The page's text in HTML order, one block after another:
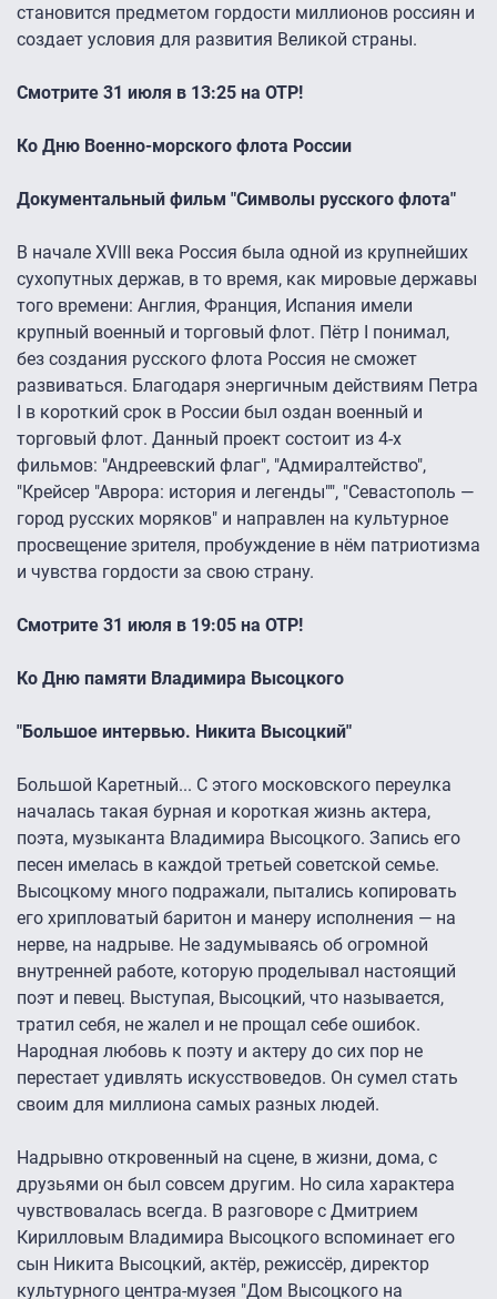
становится предметом гордости миллионов россиян и
создает условия для развития Великой страны.
Смотрите 31 июля в 13:25 на ОТР!
Ко Дню Военно-морского флота России
Документальный фильм "Символы русского флота"
В начале XVIII века Россия была одной из крупнейших
сухопутных держав, в то время, как мировые державы
того времени: Англия, Франция, Испания имели
крупный военный и торговый флот. Пётр I понимал,
без создания русского флота Россия не сможет
развиваться. Благодаря энергичным действиям Петра
I в короткий срок в России был оздан военный и
торговый флот. Данный проект состоит из 4-х
фильмов: "Андреевский флаг", "Адмиралтейство",
"Крейсер "Аврора: история и легенды"", "Севастополь —
город русских моряков" и направлен на культурное
просвещение зрителя, пробуждение в нём патриотизма
и чувства гордости за свою страну.
Смотрите 31 июля в 19:05 на ОТР!
Ко Дню памяти Владимира Высоцкого
"Большое интервью. Никита Высоцкий"
Большой Каретный... С этого московского переулка
началась такая бурная и короткая жизнь актера,
поэта, музыканта Владимира Высоцкого. Запись его
песен имелась в каждой третьей советской семье.
Высоцкому много подражали, пытались копировать
его хрипловатый баритон и манеру исполнения — на
нерве, на надрыве. Не задумываясь об огромной
внутренней работе, которую проделывал настоящий
поэт и певец. Выступая, Высоцкий, что называется,
тратил себя, не жалел и не прощал себе ошибок.
Народная любовь к поэту и актеру до сих пор не
перестает удивлять искусствоведов. Он сумел стать
своим для миллиона самых разных людей.
Надрывно откровенный на сцене, в жизни, дома, с
друзьями он был совсем другим. Но сила характера
чувствовалась всегда. В разговоре с Дмитрием
Кирилловым Владимира Высоцкого вспоминает его
сын Никита Высоцкий, актёр, режиссёр, директор
культурного центра-музея "Дом Высоцкого на